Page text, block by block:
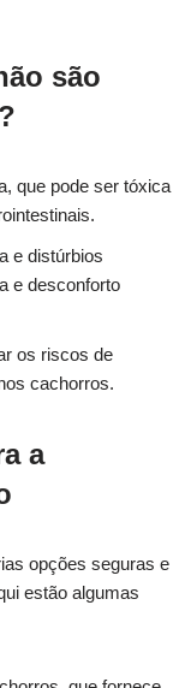
são
que pode ser tóxica
e distúrbios
e desconforto
os riscos de
cachorros.
a
opções seguras e
estão algumas